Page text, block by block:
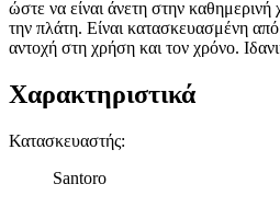
ώστε να είναι άνετη στην
την πλάτη. Είναι κατασκευασμένη
αντοχή στη χρήση και τον χρόνο.
Χαρακτηριστικά
Κατασκευαστής:
Santoro